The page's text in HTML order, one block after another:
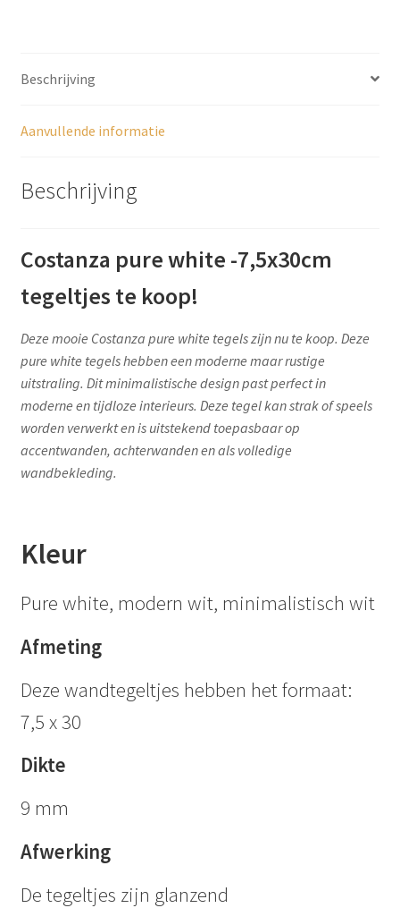
Beschrijving
Aanvullende informatie
Beschrijving
Costanza pure white -7,5x30cm
tegeltjes te koop!
Deze mooie Costanza pure white tegels zijn nu te koop. Deze
pure white tegels hebben een moderne maar rustige
uitstraling. Dit minimalistische design past perfect in
moderne en tijdloze interieurs. Deze tegel kan strak of speels
worden verwerkt en is uitstekend toepasbaar op
accentwanden, achterwanden en als volledige
wandbekleding.
Kleur
Pure white, modern wit, minimalistisch wit
Afmeting
Deze wandtegeltjes hebben het formaat:
7,5 x 30
Dikte
9 mm
Afwerking
De tegeltjes zijn glanzend